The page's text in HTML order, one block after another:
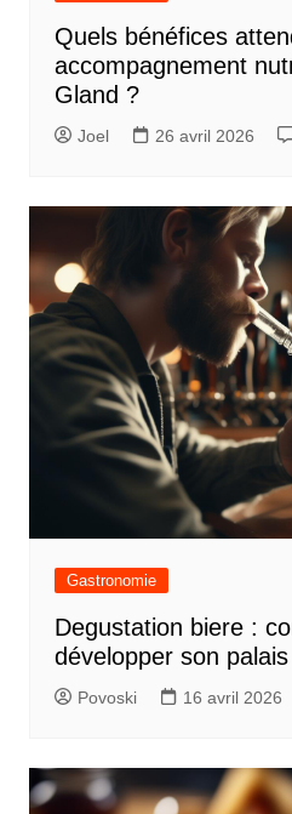
Quels bénéfices
accompagnement
Gland ?
Joel 26 avril 2026
Gastronomie
Degustation biere :
développer son palais
Povoski 16 avril 2026